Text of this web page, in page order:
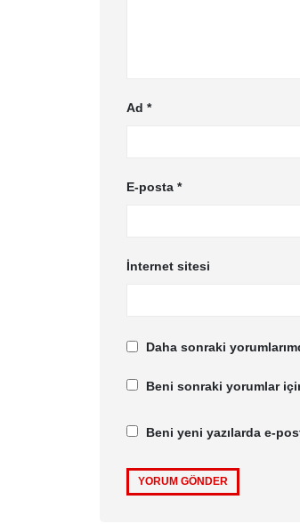
Ad *
E-posta *
İnternet sitesi
Daha sonraki
Beni sonraki yorumlar
Beni yeni yazılarda e-